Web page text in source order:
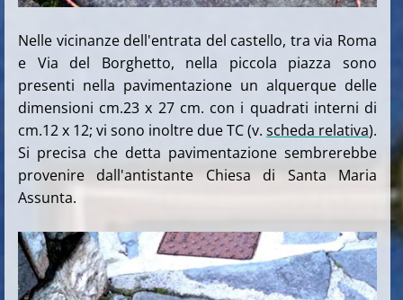
Nelle vicinanze dell'entrata del castello, tra via Roma
e Via del Borghetto, nella piccola piazza sono
presenti nella pavimentazione un alquerque delle
dimensioni cm.23 x 27 cm. con i quadrati interni di
cm.12 x 12; vi sono inoltre due TC (v.scheda relativa).
Si precisa che detta pavimentazione sembrerebbe
provenire dall'antistante Chiesa di Santa Maria
Assunta.